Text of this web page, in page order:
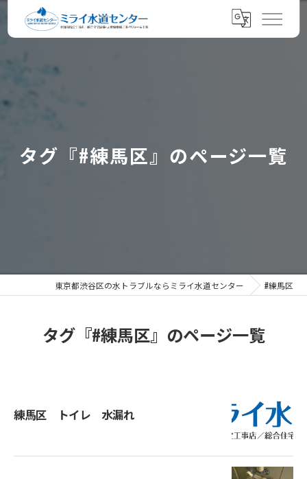
タグ『#練馬区』のページ一覧
東京都渋谷区の水トラブルならミライ水道センター #練馬区
タグ『#練馬区』のページ一覧
練馬区 トイレ 水漏れ